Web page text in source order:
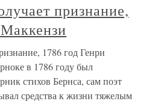
признание,
1786 год Генри
в 1786 году был
стихов Бернса, сам поэт
средства к жизни тяжелым